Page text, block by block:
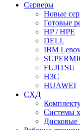
Серверы
Новые
Готовые
HP / HPE
DELL
IBM
FUJITSU
H3C
HUAWEI
СХД
Системы
Дисковые